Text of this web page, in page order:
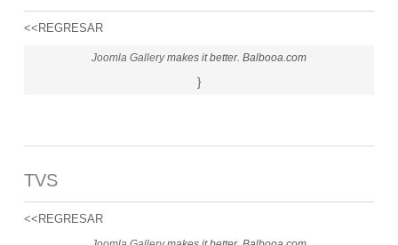
<<REGRESAR
Joomla Gallerymakes it better. Balbooa.com
}
TVS
<<REGRESAR